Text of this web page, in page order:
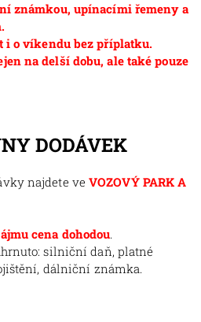
známkou, upínacími řemeny a
i o víkendu bez příplatku.
na delší dobu, ale také pouze
DODÁVEK
najdete veVOZOVÝ PARK A
cena dohodou.
silniční daň, platné
dálniční známka.